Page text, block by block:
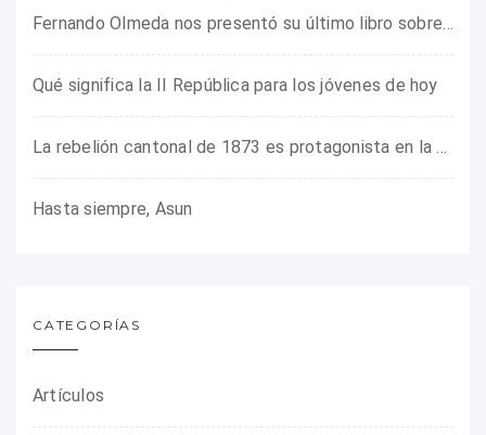
Fernando Olmeda nos presentó su último libro sobre la fotógrafa Gerda Taro
Qué significa la II República para los jóvenes de hoy
La rebelión cantonal de 1873 es protagonista en la ARMHADH
Hasta siempre, Asun
CATEGORÍAS
Artículos